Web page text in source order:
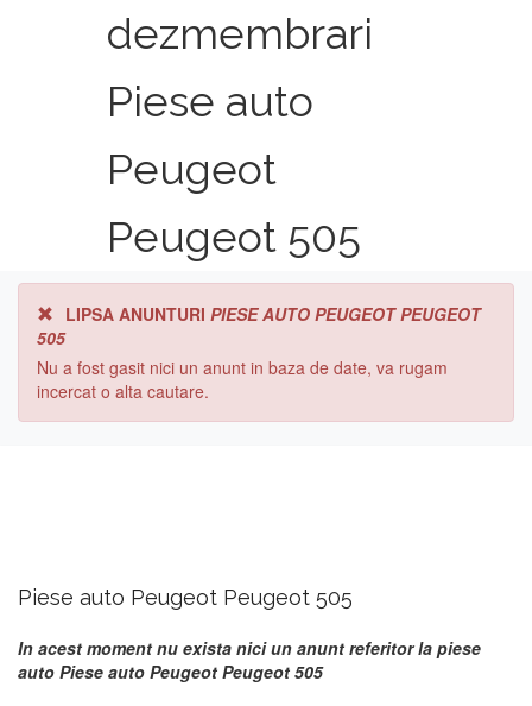
dezmembrari
Piese auto
Peugeot
Peugeot 505
LIPSA ANUNTURI PIESE AUTO PEUGEOT PEUGEOT
505
Nu a fost gasit nici un anunt in baza de date, va rugam
incercat o alta cautare.
Piese auto Peugeot Peugeot 505
In acest moment nu exista nici un anunt referitor la piese
auto Piese auto Peugeot Peugeot 505